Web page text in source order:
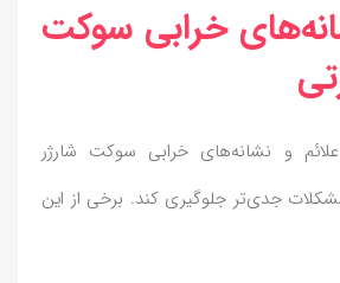
خرابی سوکت
و نشانه‌های خرابی سوکت شارژر
جدی‌تر جلوگیری کند. برخی از این